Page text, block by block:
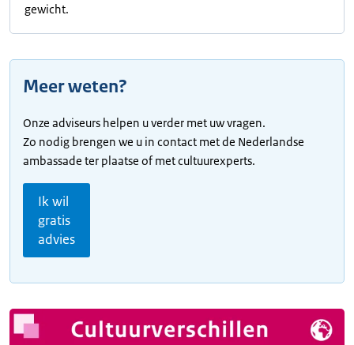
gewicht.
Meer weten?
Onze adviseurs helpen u verder met uw vragen.
Zo nodig brengen we u in contact met de Nederlandse
ambassade ter plaatse of met cultuurexperts.
Ik wil
gratis
advies